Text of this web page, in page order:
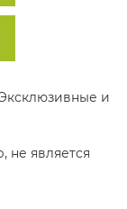
и
не является